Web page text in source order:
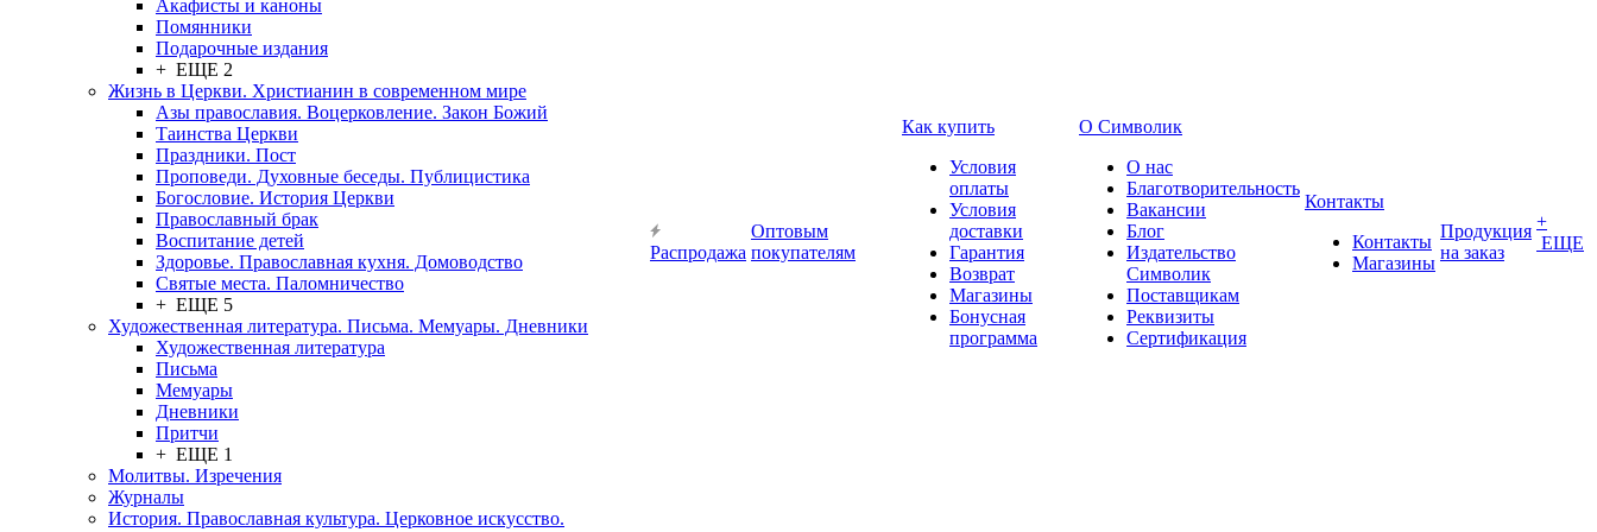
Акафисты и каноны
Помянники
Подарочные издания
+ ЕЩЕ 2
Жизнь в Церкви. Христианин в современном мире
Азы православия. Воцерковление. Закон Божий
Таинства Церкви
Праздники. Пост
Проповеди. Духовные беседы. Публицистика
Богословие. История Церкви
Православный брак
Воспитание детей
Здоровье. Православная кухня. Домоводство
Святые места. Паломничество
+ ЕЩЕ 5
Художественная литература. Письма. Мемуары. Дневники
Художественная литература
Письма
Мемуары
Дневники
Притчи
+ ЕЩЕ 1
Молитвы. Изречения
Журналы
История. Православная культура. Церковное искусство.
Распродажа
Оптовым
покупателям
Как купить
Условия
оплаты
Условия
доставки
Гарантия
Возврат
Магазины
Бонусная
программа
О Символик
О нас
Благотворительность
Вакансии
Блог
Издательство
Символик
Поставщикам
Реквизиты
Сертификация
Контакты
Контакты
Магазины
Продукция
на заказ
+
ЕЩЕ